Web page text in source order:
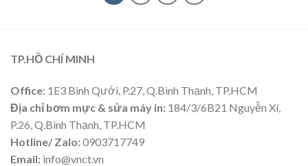
TP.HỒ CHÍ MINH
Office: 1E3 Bình Qưới, P.27, Q.Bình Thạnh, TP.HCM
Địa chỉ bơm mực & sửa máy in: 184/3/6B21 Nguyễn Xí,
P.26, Q.Bình Thạnh, TP.HCM
Hotline/ Zalo:0903717749
Email: info@vnct.vn